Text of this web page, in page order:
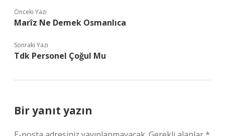
Önceki Yazı
Marîz Ne Demek Osmanlıca
Sonraki Yazı
Tdk Personel Çoğul Mu
Bir yanıt yazın